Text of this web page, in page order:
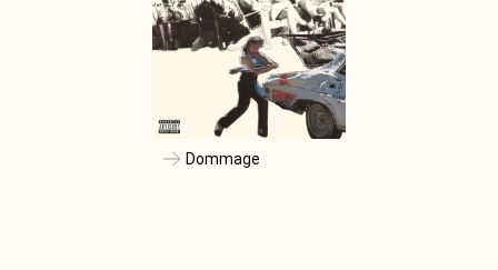
Dommage